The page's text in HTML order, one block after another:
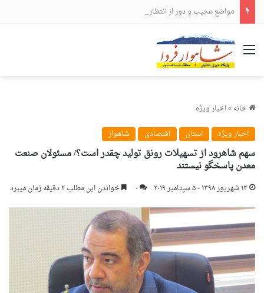
مواضع عجیب و دور از انتظار علی لاریجانی
منو
خانه»اخبار ویژه
اخبار ویژه
استان اقتصادی شاهوار
سهم شاهرود از تسهیلات رونق تولید چقدر است؟/ مسئولان صنعت
معدن پاسخگو نیستند
۱۴ شهریور ۱۳۹۸ - ۵ سپتامبر ۲۰۱۹ ۰ خواندن این مطلب ۲ دقیقه زمان میبرد